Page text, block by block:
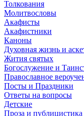
Толкования
Молитвословы
Акафисты
Акафистники
Каноны
Духовная жизнь и
Жития святых
Богослужение и
Православное
Посты и Праздники
Ответы на вопросы
Детские
Проза и публицистика